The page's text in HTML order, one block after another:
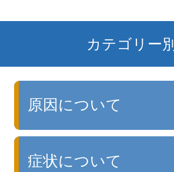
カテゴリー別
原因について
症状について